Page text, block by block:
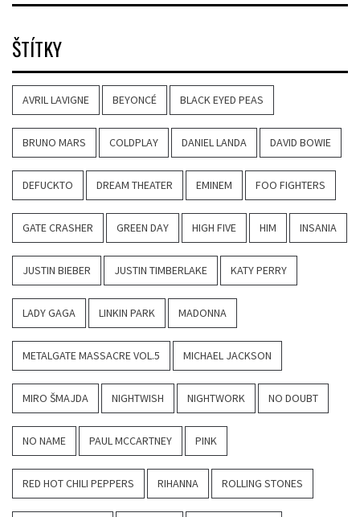
ŠTÍTKY
AVRIL LAVIGNE BEYONCÉ BLACK EYED PEAS
BRUNO MARS COLDPLAY DANIEL LANDA DAVID BOWIE
DEFUCKTO DREAM THEATER EMINEM FOO FIGHTERS
GATE CRASHER GREEN DAY HIGH FIVE HIM INSANIA
JUSTIN BIEBER JUSTIN TIMBERLAKE KATY PERRY
LADY GAGA LINKIN PARK MADONNA
METALGATE MASSACRE VOL.5 MICHAEL JACKSON
MIRO ŠMAJDA NIGHTWISH NIGHTWORK NO DOUBT
NO NAME PAUL MCCARTNEY PINK
RED HOT CHILI PEPPERS RIHANNA ROLLING STONES